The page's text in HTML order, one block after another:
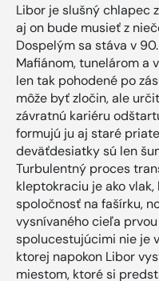
Libor je slušný chlapec
aj on bude musieť z
Dospelým sa stáva v
Mafiánom, tunelárom a
len tak pohodené po
môže byť zločin, ale
závratnú kariéru
formujú ju aj staré
deväťdesiatky sú len
Turbulentný proces
kleptokraciu je ako
spoločnosť na fašírku,
vysnívaného cieľa
spolucestujúcimi nie je
ktorej napokon Libor
miestom, ktoré si